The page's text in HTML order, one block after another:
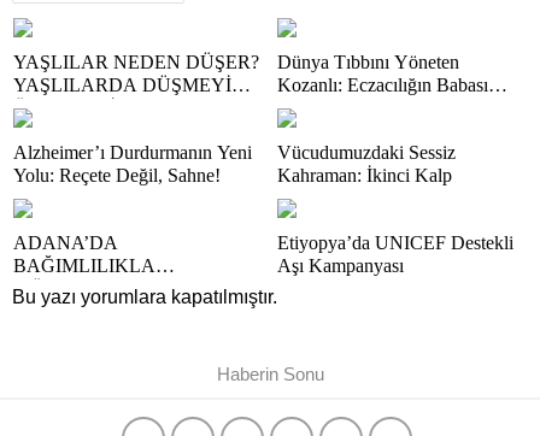
YAŞLILAR NEDEN DÜŞER?
YAŞLILARDA DÜŞMEYİ
ÖNLEMENİN 4 YOLU
Dünya Tıbbını Yöneten
Kozanlı: Eczacılığın Babası
Dioscorides
Alzheimer’ı Durdurmanın Yeni
Yolu: Reçete Değil, Sahne!
Vücudumuzdaki Sessiz
Kahraman: İkinci Kalp
ADANA’DA
BAĞIMLILIKLA
MÜCADELE
SEFERBERLİĞİ
Etiyopya’da UNICEF Destekli
Aşı Kampanyası
Bu yazı yorumlara kapatılmıştır.
Haberin Sonu